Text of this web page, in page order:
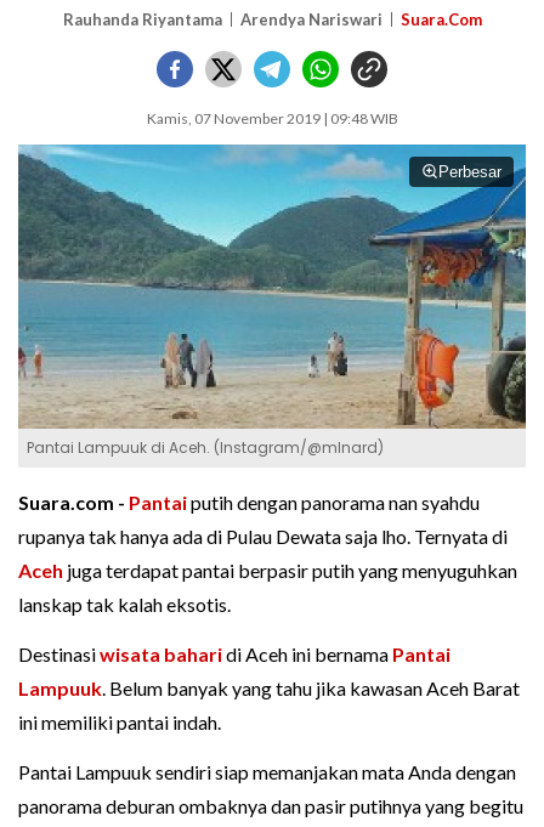
Rauhanda Riyantama Arendya Nariswari Suara.Com
Kamis, 07 November 2019 | 09:48 WIB
Perbesar
Pantai Lampuuk di Aceh. (Instagram/@mlnard)
Suara.com - Pantaiputih dengan panorama nan syahdu
rupanya tak hanya ada di Pulau Dewata saja lho. Ternyata di
Aceh juga terdapat pantai berpasir putih yang menyuguhkan
lanskap tak kalah eksotis.
Destinasiwisata baharidi Aceh ini bernama Pantai
Lampuuk. Belum banyak yang tahu jika kawasan Aceh Barat
ini memiliki pantai indah.
Pantai Lampuuk sendiri siap memanjakan mata Anda dengan
panorama deburan ombaknya dan pasir putihnya yang begitu